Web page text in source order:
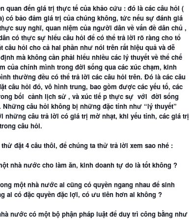
quan đến giá trị thực tế của khảo cứu : đó là các câu hỏi (
có bảo đảm giá trị của chúng không, tức nếu sự đánh giá
suy nghĩ, quan niệm của người dân về vấn đề dân chủ ,
có thực sự hiểu câu hỏi để có thể trả lời rõ ràng cho tổ
câu hỏi cho cả hai phần như nói trên rất hiệu quả và dễ
mà không cần phải hiểu nhiều các lý thuyết về thể chế
của chính mình trong đời sống qua các xúc chạm, kinh
thường đều có thể trả lời các câu hỏi trên. Đó là các câu
câu hỏi đó, vô hình trung, bao gồm được các yếu tố, các
bối cảnh lịch sử , và xúc tiế p thực sự với đời sống
Những câu hỏi không bị những đặc tính như “lý thuyết”
những câu trả lời có giá trị mờ nhạt, khi yếu tính, các giá trị
câu hỏi.
đặt 4 câu thôi, để chúng ta thử trả lời xem sao nhé :
nhà nước cho làm ăn, kinh doanh tự do là tốt không ?
một nhà nước ai cũng có quyền ngang nhau để sinh
ai có đặc quyền đặc lợi, có ưu tiên hơn ai không ?
nước có một bộ phận pháp luật để duy trì công bằng như